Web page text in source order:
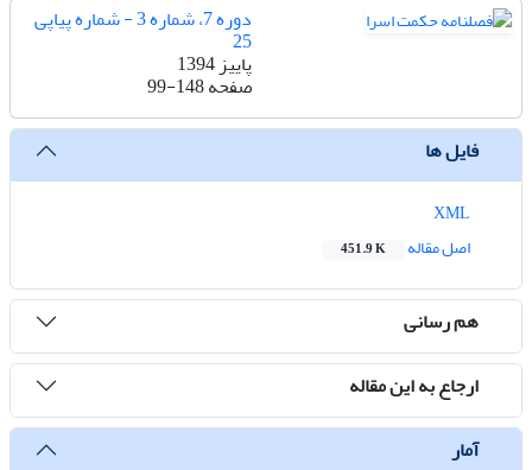
دوره 7، شماره 3 - شماره پیاپی
25
پاییز 1394
صفحه99-148
فایل ها
اصل مقاله
451.9 K
هم رسانی
ارجاع به این مقاله
آمار